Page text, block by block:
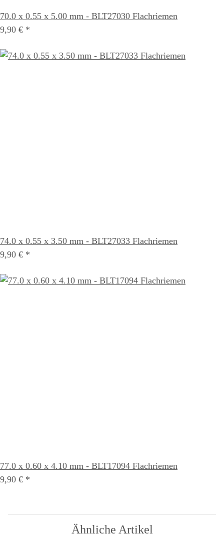
70.0 x 0.55 x 5.00 mm - BLT27030 Flachriemen
9,90 € *
74.0 x 0.55 x 3.50 mm - BLT27033 Flachriemen
9,90 € *
77.0 x 0.60 x 4.10 mm - BLT17094 Flachriemen
9,90 € *
Ähnliche Artikel